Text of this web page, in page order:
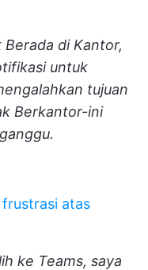
di Kantor,
untuk
tujuan
Berkantor-ini
frustrasi atas
ke Teams, saya